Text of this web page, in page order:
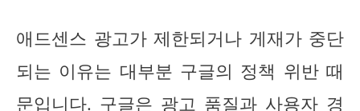
애드센스 광고가 제한되거나 게재가 중단
되는 이유는 대부분 구글의 정책 위반 때
문입니다. 구글은 광고 품질과 사용자 경